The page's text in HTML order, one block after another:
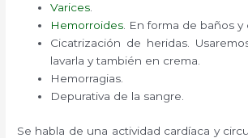
Varices.
Hemorroides. En forma de baños y
Cicatrización de heridas.
lavarla y también en crema.
Hemorragias.
Depurativa de la sangre.
Se habla de una actividad cardíaca y